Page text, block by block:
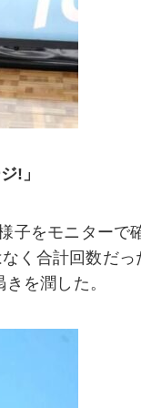
!」
子をモニターで
く合計回数だっ
を潤した。